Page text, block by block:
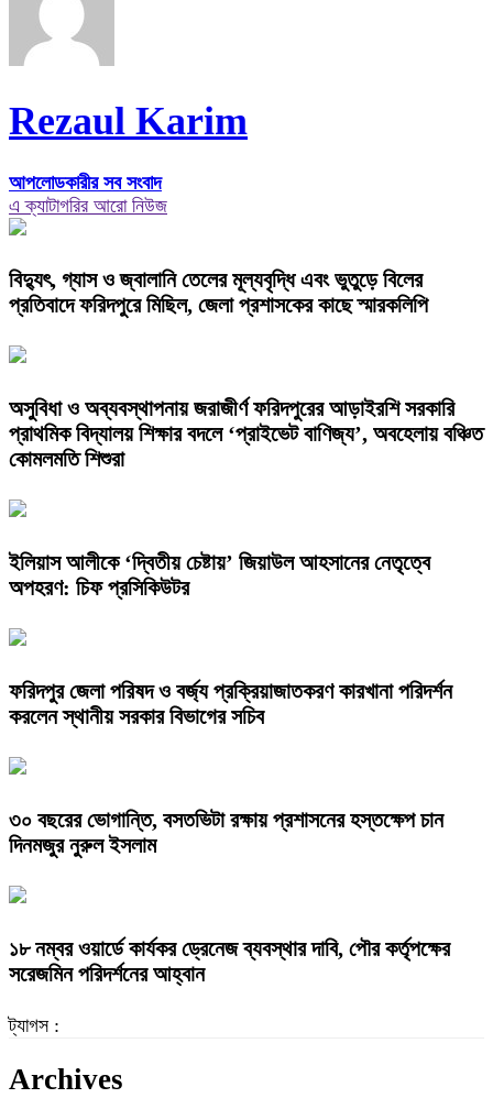
Rezaul Karim
আপলোডকারীর সব সংবাদ
এ ক্যাটাগরির আরো নিউজ
বিদ্যুৎ, গ্যাস ও জ্বালানি তেলের মূল্যবৃদ্ধি এবং ভুতুড়ে বিলের
প্রতিবাদে ফরিদপুরে মিছিল, জেলা প্রশাসকের কাছে স্মারকলিপি
অসুবিধা ও অব্যবস্থাপনায় জরাজীর্ণ ফরিদপুরের আড়াইরশি সরকারি
প্রাথমিক বিদ্যালয় শিক্ষার বদলে ‘প্রাইভেট বাণিজ্য’, অবহেলায় বঞ্চিত
কোমলমতি শিশুরা
ইলিয়াস আলীকে ‘দ্বিতীয় চেষ্টায়’ জিয়াউল আহসানের নেতৃত্বে
অপহরণ: চিফ প্রসিকিউটর
ফরিদপুর জেলা পরিষদ ও বর্জ্য প্রক্রিয়াজাতকরণ কারখানা পরিদর্শন
করলেন স্থানীয় সরকার বিভাগের সচিব
৩০ বছরের ভোগান্তি, বসতভিটা রক্ষায় প্রশাসনের হস্তক্ষেপ চান
দিনমজুর নুরুল ইসলাম
১৮ নম্বর ওয়ার্ডে কার্যকর ড্রেনেজ ব্যবস্থার দাবি, পৌর কর্তৃপক্ষের
সরেজমিন পরিদর্শনের আহ্বান
ট্যাগস :
Archives